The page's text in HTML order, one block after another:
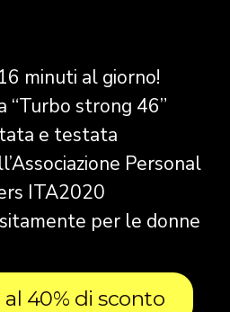
minuti al giorno!
“Turbo strong 46”
e testata
Personal
ITA2020
per le donne
al 40% di sconto